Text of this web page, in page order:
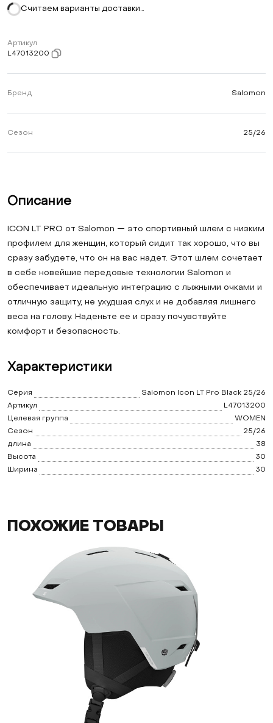
Считаем варианты доставки…
Артикул
L47013200
Бренд Salomon
Сезон 25/26
Описание
ICON LT PRO от Salomon — это спортивный шлем с низким
профилем для женщин, который сидит так хорошо, что вы
сразу забудете, что он на вас надет. Этот шлем сочетает
в себе новейшие передовые технологии Salomon и
обеспечивает идеальную интеграцию с лыжными очками и
отличную защиту, не ухудшая слух и не добавляя лишнего
веса на голову. Наденьте ее и сразу почувствуйте
комфорт и безопасность.
Характеристики
Серия
Salomon Icon LT Pro Black 25/26
Артикул
L47013200
Целевая группа
WOMEN
Сезон
25/26
длина
38
Высота
30
Ширина
30
ПОХОЖИЕ ТОВАРЫ